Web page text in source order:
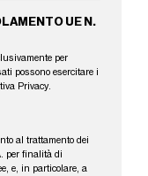
UE N.
per
possono esercitare i
Privacy.
al trattamento dei
per finalità di
e, in particolare, a